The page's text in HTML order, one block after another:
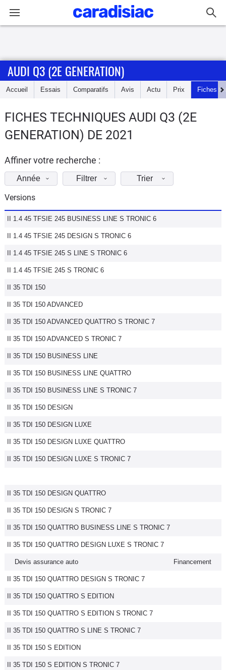
Accueil
Essais
d'achat
Electriques
Utilitaires
Flottes
Auto
Services
Forum
Marques
AUDI Q3 (2E GENERATION)
Accueil Essais Comparatifs Avis Actu Prix Fiches
FICHES TECHNIQUES AUDI Q3 (2E
GENERATION) DE 2021
Affiner votre recherche :
Année Filtrer Trier
Versions
II 1.4 45 TFSIE 245 BUSINESS LINE S TRONIC 6
II 1.4 45 TFSIE 245 DESIGN S TRONIC 6
II 1.4 45 TFSIE 245 S LINE S TRONIC 6
II 1.4 45 TFSIE 245 S TRONIC 6
II 35 TDI 150
II 35 TDI 150 ADVANCED
II 35 TDI 150 ADVANCED QUATTRO S TRONIC 7
II 35 TDI 150 ADVANCED S TRONIC 7
II 35 TDI 150 BUSINESS LINE
II 35 TDI 150 BUSINESS LINE QUATTRO
II 35 TDI 150 BUSINESS LINE S TRONIC 7
II 35 TDI 150 DESIGN
II 35 TDI 150 DESIGN LUXE
II 35 TDI 150 DESIGN LUXE QUATTRO
II 35 TDI 150 DESIGN LUXE S TRONIC 7
II 35 TDI 150 DESIGN QUATTRO
II 35 TDI 150 DESIGN S TRONIC 7
II 35 TDI 150 QUATTRO BUSINESS LINE S TRONIC 7
II 35 TDI 150 QUATTRO DESIGN LUXE S TRONIC 7
Devis assurance auto Financement
II 35 TDI 150 QUATTRO DESIGN S TRONIC 7
II 35 TDI 150 QUATTRO S EDITION
II 35 TDI 150 QUATTRO S EDITION S TRONIC 7
II 35 TDI 150 QUATTRO S LINE S TRONIC 7
II 35 TDI 150 S EDITION
II 35 TDI 150 S EDITION S TRONIC 7